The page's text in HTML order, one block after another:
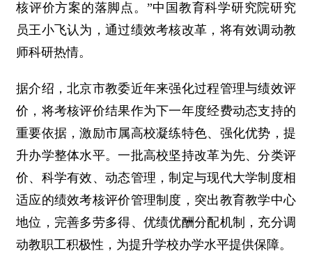
核评价方案的落脚点。”中国教育科学研究院研究
员王小飞认为，通过绩效考核改革，将有效调动教
师科研热情。
据介绍，北京市教委近年来强化过程管理与绩效评
价，将考核评价结果作为下一年度经费动态支持的
重要依据，激励市属高校凝练特色、强化优势，提
升办学整体水平。一批高校坚持改革为先、分类评
价、科学有效、动态管理，制定与现代大学制度相
适应的绩效考核评价管理制度，突出教育教学中心
地位，完善多劳多得、优绩优酬分配机制，充分调
动教职工积极性，为提升学校办学水平提供保障。